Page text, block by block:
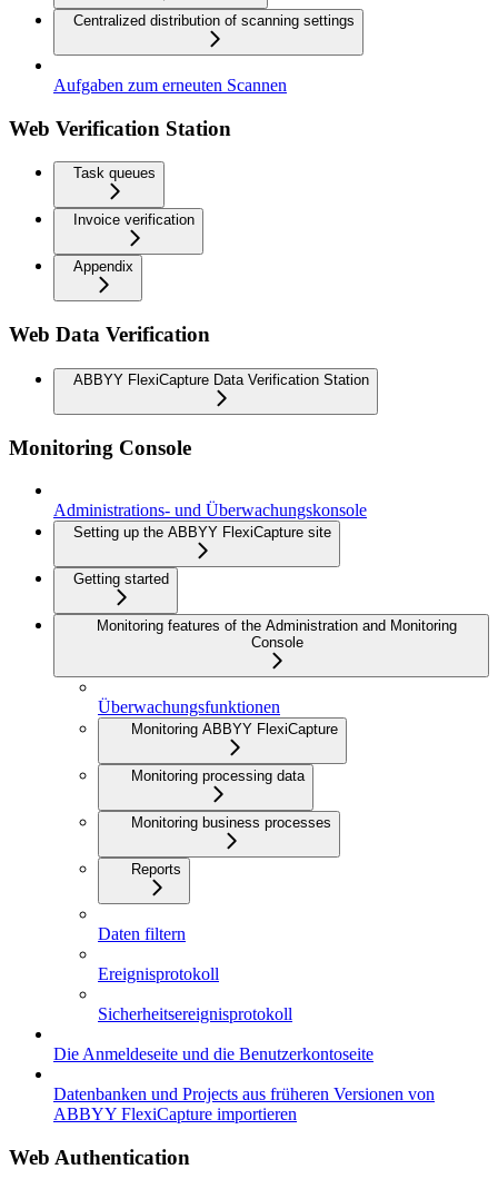
Centralized distribution of scanning settings
Aufgaben zum erneuten Scannen
Web Verification Station
Task queues
Invoice verification
Appendix
Web Data Verification
ABBYY FlexiCapture Data Verification Station
Monitoring Console
Administrations- und Überwachungskonsole
Setting up the ABBYY FlexiCapture site
Getting started
Monitoring features of the Administration and Monitoring
Console
Überwachungsfunktionen
Monitoring ABBYY FlexiCapture
Monitoring processing data
Monitoring business processes
Reports
Daten filtern
Ereignisprotokoll
Sicherheitsereignisprotokoll
Die Anmeldeseite und die Benutzerkontoseite
Datenbanken und Projects aus früheren Versionen von
ABBYY FlexiCapture importieren
Web Authentication